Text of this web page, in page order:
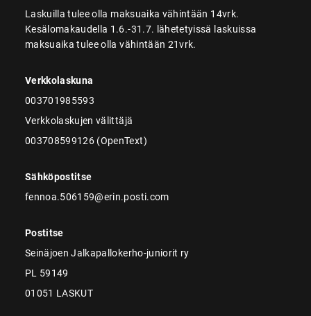
Laskuilla tulee olla maksuaika vähintään 14vrk.
Kesälomakaudella 1.6.-31.7. lähetetyissä laskuissa
maksuaika tulee olla vähintään 21vrk.
Verkkolaskuna
003701985593
Verkkolaskujen välittäjä
003708599126 (OpenText)
Sähköpostitse
fennoa.506159@erin.posti.com
Postitse
Seinäjoen Jalkapallokerho-juniorit ry
PL 59149
01051 LASKUT